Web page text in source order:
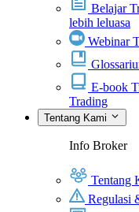
Belajar
lebih leluasa
Webinar
E-book
Trading
Tentang Kami
Info Broker
Tentang
Regulasi